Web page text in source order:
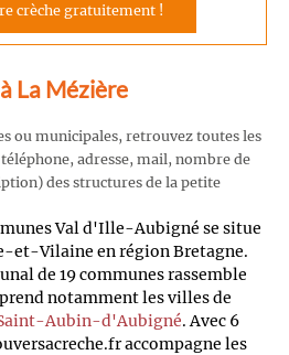
crèche gratuitement !
La Mézière
ou municipales, retrouvez toutes les
adresse, mail, nombre de
des structures de la petite
Val d'Ille-Aubigné se situe
et-Vilaine en région Bretagne.
de 19 communes rassemble
notamment les villes de
Aubin-d'Aubigné. Avec 6
accompagne les